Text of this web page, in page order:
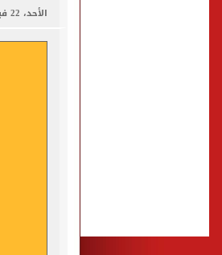
الأحد، 22 فبراير 2026 12:00 ص